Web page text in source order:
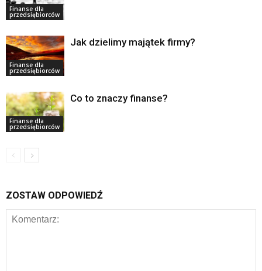
Finanse dla
przedsiębiorców
Finanse dla
przedsiębiorców
Jak dzielimy majątek firmy?
Finanse dla
przedsiębiorców
Co to znaczy finanse?
ZOSTAW ODPOWIEDŹ